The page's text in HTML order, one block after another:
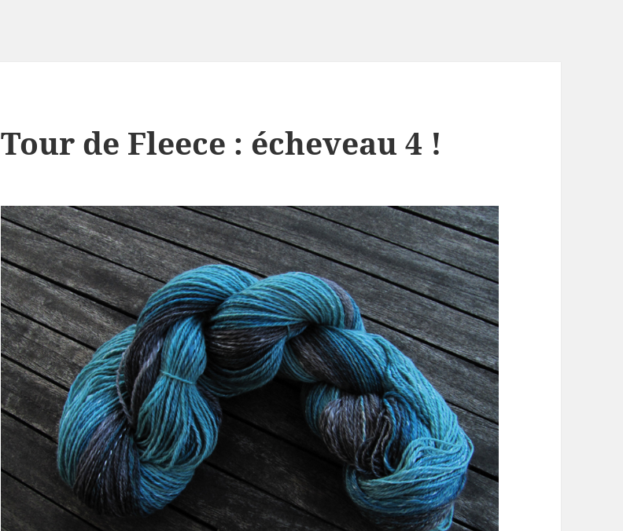
Tour de Fleece : écheveau 4 !